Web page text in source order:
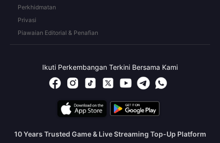
Perkhidmatan
Privasi
Piawaian Editorial & Penafian
Ikuti Perkembangan Terkini Bersama Kami
10 Years Trusted Game & Live Streaming Top-Up Platform